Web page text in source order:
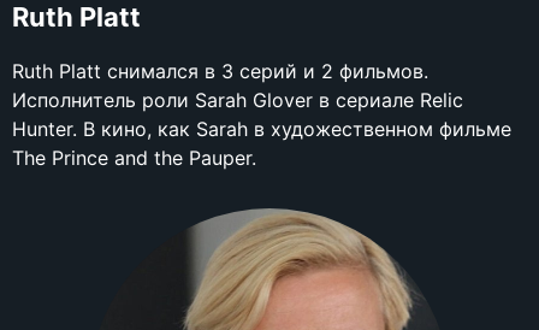
Ruth Platt
Ruth Platt снимался в 3 серий и 2 фильмов.
Исполнитель роли Sarah Glover в сериале Relic
Hunter. В кино, как Sarah в художественном фильме
The Prince and the Pauper.